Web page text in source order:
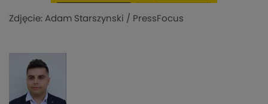
Zdjęcie: Adam Starszynski / PressFocus